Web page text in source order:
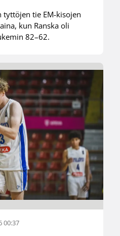
tie EM-kisojen
kun Ranska oli
82–62.
00:37